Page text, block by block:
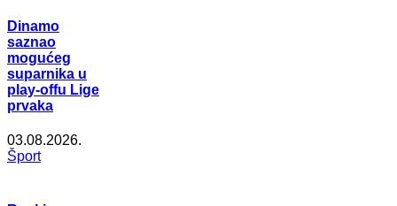
Dinamo
saznao
mogućeg
suparnika u
play-offu Lige
prvaka
03.08.2026.
Šport